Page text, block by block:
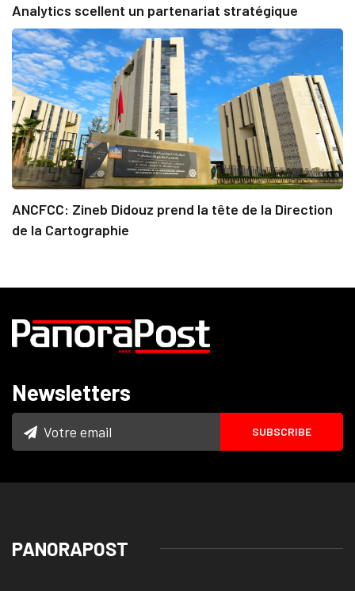
Analytics scellent un partenariat stratégique
ANCFCC: Zineb Didouz prend la tête de la Direction
de la Cartographie
Newsletters
PANORAPOST